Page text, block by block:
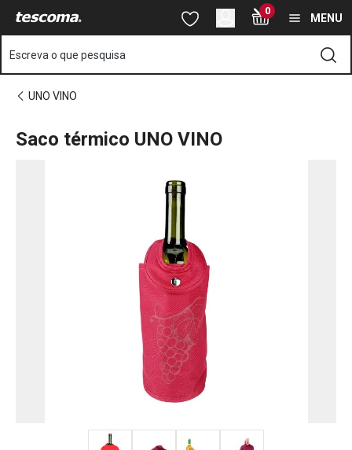
Saltar para o conteúdo principal
Saltar para a pesquisa
Saltar para a navegação 0
MENU
Escreva o que pesquisa
UNO VINO
Saco térmico UNO VINO